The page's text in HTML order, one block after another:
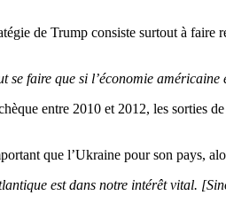
de Trump consiste surtout à
faire que si l’économie
entre 2010 et 2012, les sorties
que l’Ukraine pour son pays,
est dans notre intérêt vital.